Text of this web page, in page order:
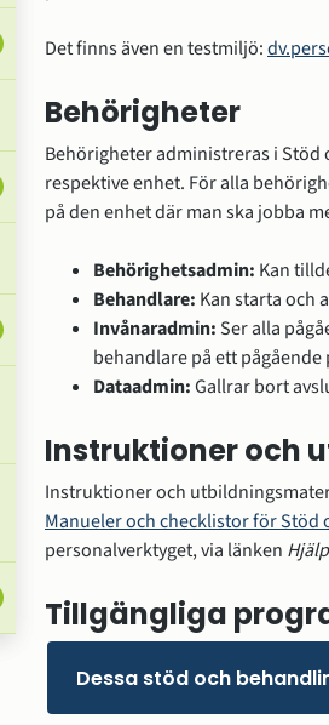
Undersidor för 1177 Formulärhantering
Undersidor för 1177 Personalverktyg
Undersidor för 1177 Stöd och behandling
Undersidor för Regional förvaltning
Det finns även en testmiljö:
Behörigheter
Behörigheter administreras i
respektive enhet. För alla
på den enhet där man ska jobba
Behörighetsadmin: Kan
Behandlare: Kan starta och
Invånaradmin: Ser alla
behandlare på ett
Dataadmin: Gallrar bort
Instruktioner och
Instruktioner och
Manueler och checklistor för Stöd
personalverktyget, via länken
Tillgängliga
Dessa stöd och